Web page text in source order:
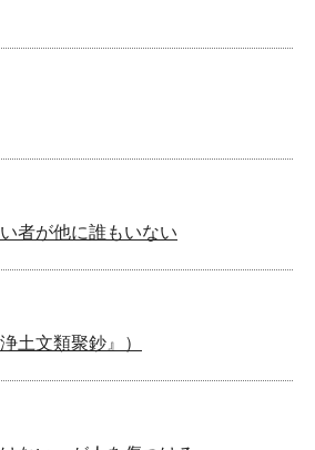
者が他に誰もいない
土文類聚鈔』）